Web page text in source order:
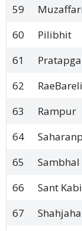
59
60
Pilibhit
61
62
RaeBareli
63
Rampur
64
65
66
Sant
67